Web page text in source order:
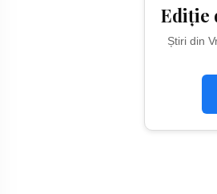
Ediție
Știri din